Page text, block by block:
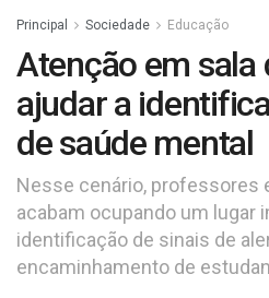
Principal Sociedade Educação
Atenção em sala
ajudar a
de saúde mental
Nesse cenário, professores
acabam ocupando um lugar
identificação de sinais de
encaminhamento de